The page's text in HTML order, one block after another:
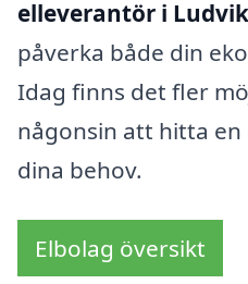
elleverantör i
påverka både din
Idag finns det fler
någonsin att hitta en
dina behov.
Elbolag översikt